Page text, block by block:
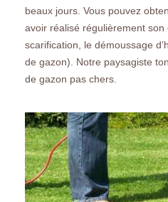
beaux jours. Vous pouvez
avoir réalisé régulièrement
scarification, le démoussage
de gazon). Notre paysagiste
de gazon pas chers.